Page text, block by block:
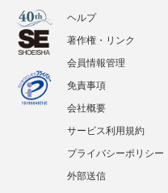
ヘルプ